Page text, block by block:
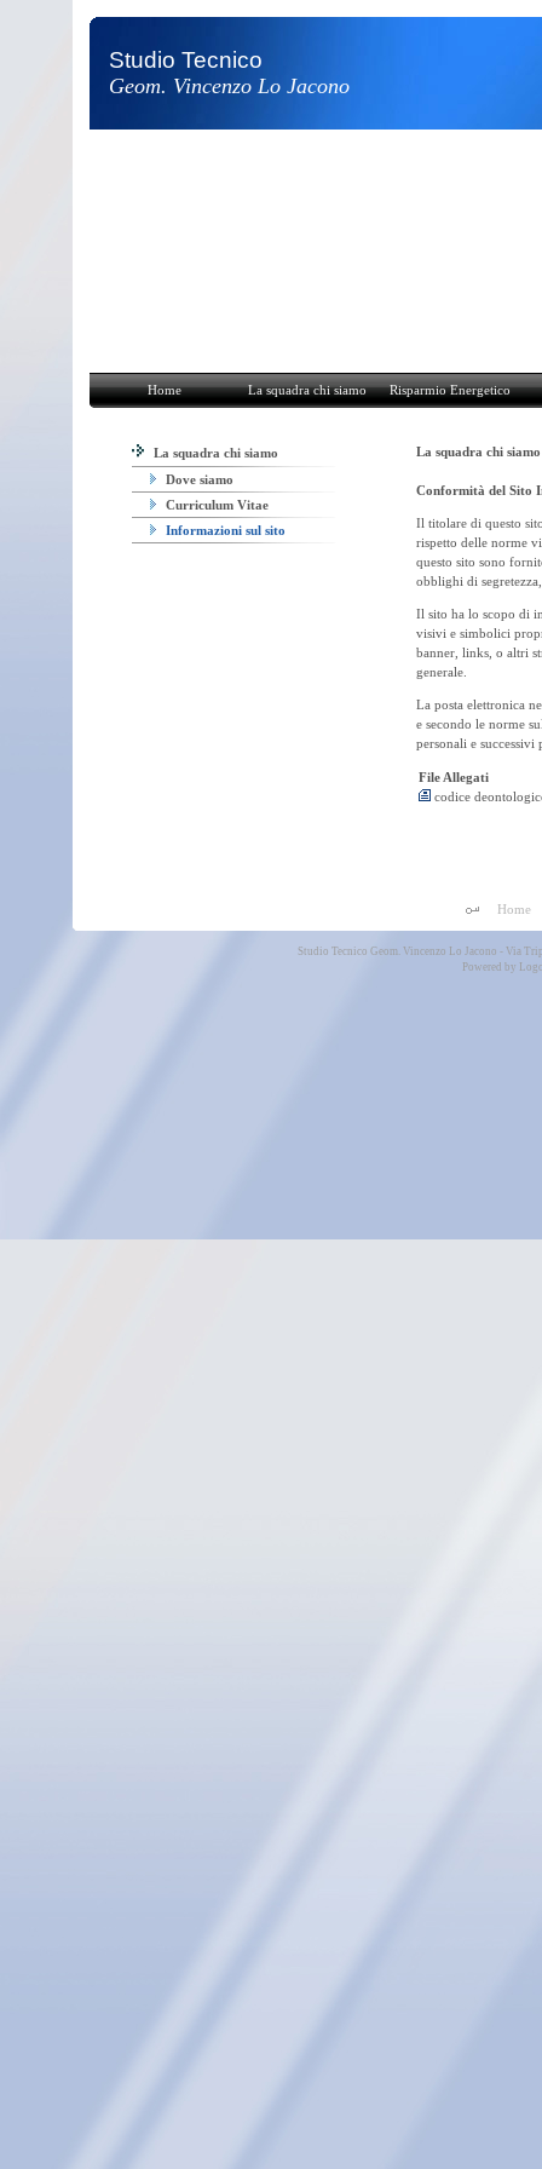
Studio Tecnico
Geom. Vincenzo Lo Jacono
Home La squadra chi siamo Risparmio Energetico Attività e
La squadra chi siamo
Dove siamo
Curriculum Vitae
Informazioni sul sito
La squadra chi
Conformità del Sito
Il titolare di questo
rispetto delle norme
questo sito sono
obblighi di
Il sito ha lo scopo di
visivi e simbolici
banner, links, o altri
generale.
La posta elettronica
e secondo le norme
personali e
File Allegati
codice
Home
Studio Tecnico Geom. Vincenzo Lo Jacono - Via
Powered by
Home La squadra chi siamo Risparmio Energetico